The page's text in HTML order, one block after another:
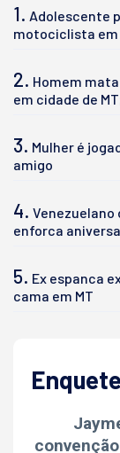
1. Adolescente
motociclista em
2. Homem
em cidade de
3. Mulher é
amigo
4. Venezuelano
enforca
5. Ex espanca
cama em MT
Enquete